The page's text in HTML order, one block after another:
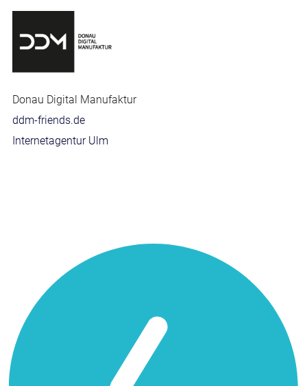
Donau Digital Manufaktur
ddm-friends.de
Internetagentur Ulm